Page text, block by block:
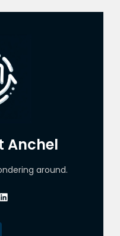
Anchel
around.
Linkedin